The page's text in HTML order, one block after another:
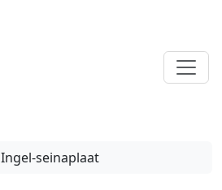
Ingel-seinaplaat